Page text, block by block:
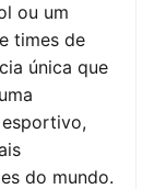
ou um
times de
única que
do mundo.